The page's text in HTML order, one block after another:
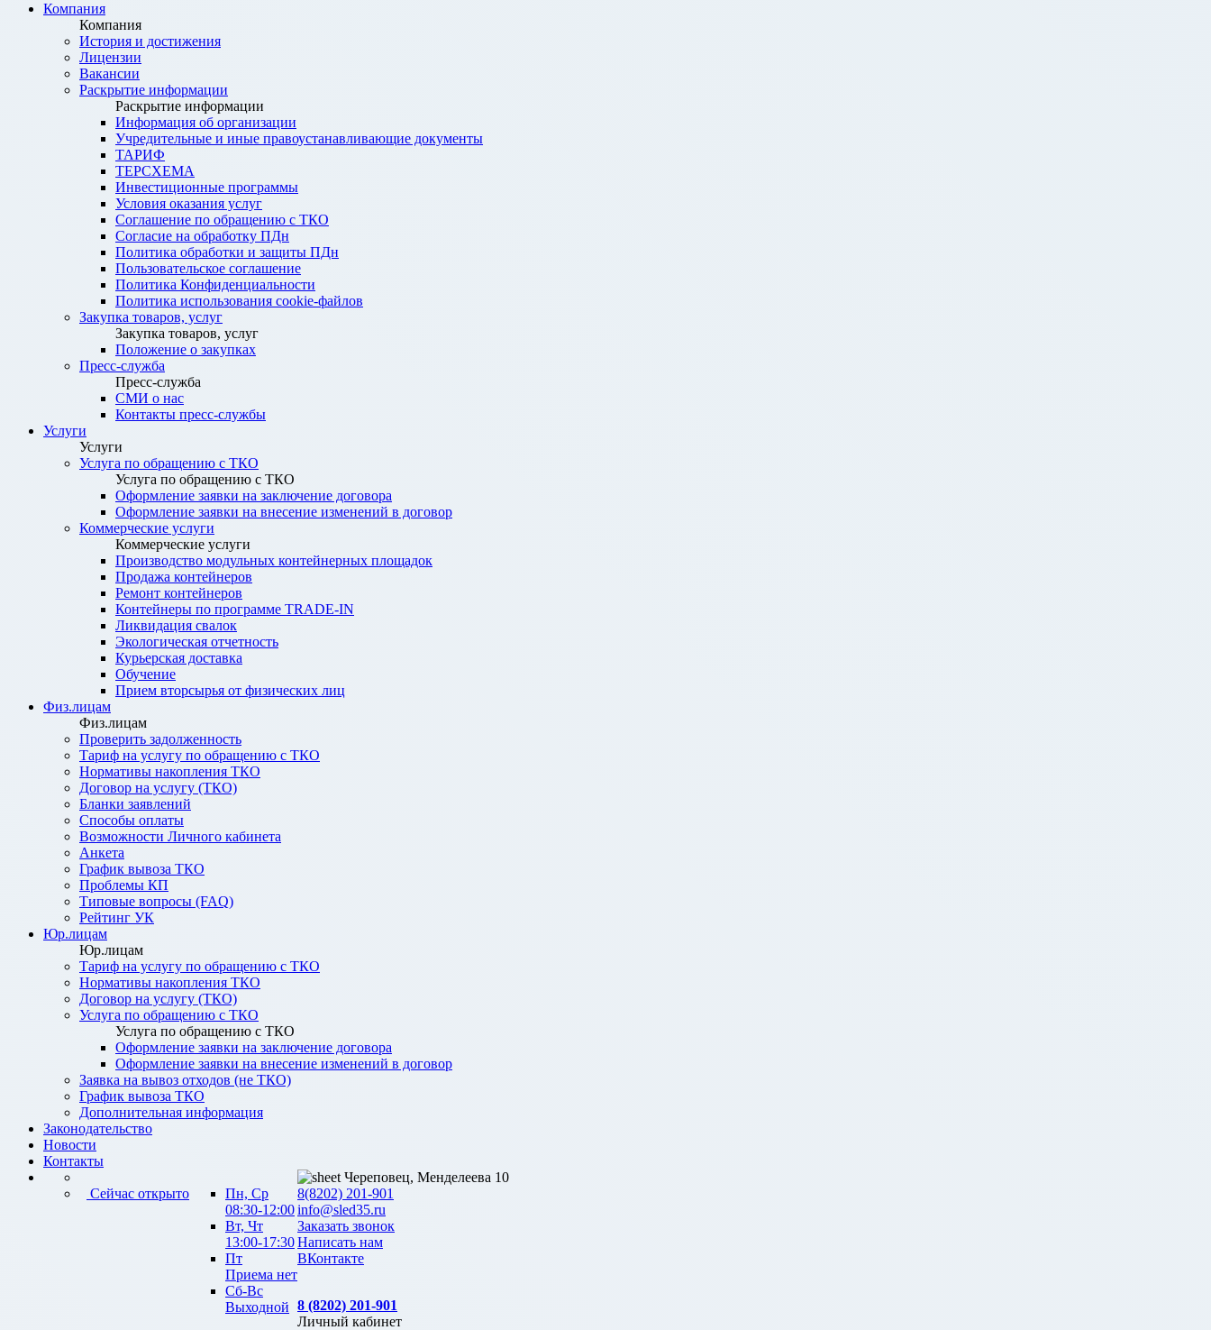
Компания
Компания
История и достижения
Лицензии
Вакансии
Раскрытие информации
Раскрытие информации
Информация об организации
Учредительные и иные правоустанавливающие документы
ТАРИФ
ТЕРСХЕМА
Инвестиционные программы
Условия оказания услуг
Соглашение по обращению с ТКО
Согласие на обработку ПДн
Политика обработки и защиты ПДн
Пользовательское соглашение
Политика Конфиденциальности
Политика использования cookie-файлов
Закупка товаров, услуг
Закупка товаров, услуг
Положение о закупках
Пресс-служба
Пресс-служба
СМИ о нас
Контакты пресс-службы
Услуги
Услуги
Услуга по обращению с ТКО
Услуга по обращению с ТКО
Оформление заявки на заключение договора
Оформление заявки на внесение изменений в договор
Коммерческие услуги
Коммерческие услуги
Производство модульных контейнерных площадок
Продажа контейнеров
Ремонт контейнеров
Контейнеры по программе TRADE-IN
Ликвидация свалок
Экологическая отчетность
Курьерская доставка
Обучение
Прием вторсырья от физических лиц
Физ.лицам
Физ.лицам
Проверить задолженность
Тариф на услугу по обращению с ТКО
Нормативы накопления ТКО
Договор на услугу (ТКО)
Бланки заявлений
Способы оплаты
Возможности Личного кабинета
Анкета
График вывоза ТКО
Проблемы КП
Типовые вопросы (FAQ)
Рейтинг УК
Юр.лицам
Юр.лицам
Тариф на услугу по обращению с ТКО
Нормативы накопления ТКО
Договор на услугу (ТКО)
Услуга по обращению с ТКО
Услуга по обращению с ТКО
Оформление заявки на заключение договора
Оформление заявки на внесение изменений в договор
Заявка на вывоз отходов (не ТКО)
График вывоза ТКО
Дополнительная информация
Законодательство
Новости
Контакты
Сейчас открыто
Пн, Ср
08:30-12:00
Вт, Чт
13:00-17:30
Пт
Приема нет
Сб-Вс
Выходной
Череповец, Менделеева 10
8(8202) 201-901
info@sled35.ru
Заказать звонок
Написать нам
ВКонтакте
8 (8202) 201-901
Личный кабинет